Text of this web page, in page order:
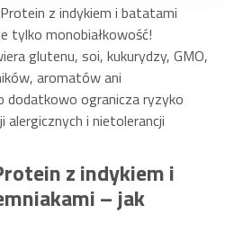
z indykiem i batatami
tylko monobiałkowość!
glutenu, soi, kukurydzy, GMO,
aromatów ani
dodatkowo ogranicza ryzyko
alergicznych i nietolerancji
z indykiem i
– jak